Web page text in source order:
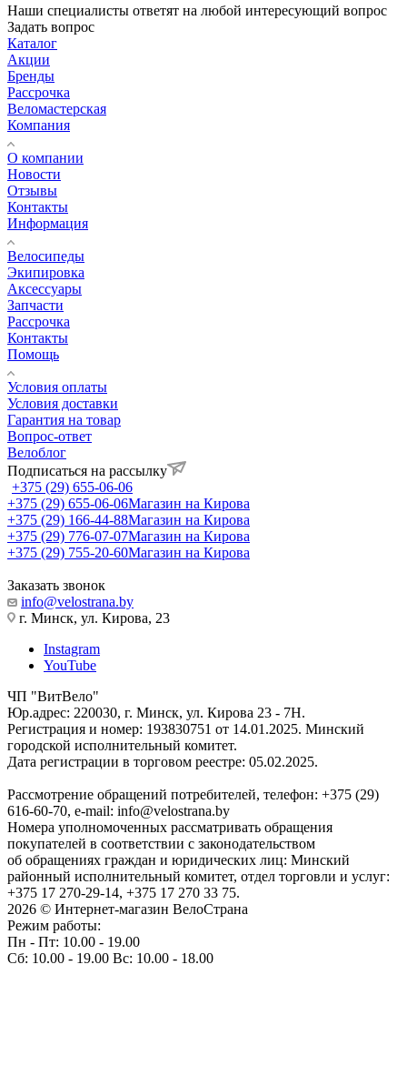
Наши специалисты ответят на любой интересующий вопрос
Задать вопрос
Каталог
Акции
Бренды
Рассрочка
Веломастерская
Компания
О компании
Новости
Отзывы
Контакты
Информация
Велосипеды
Экипировка
Аксессуары
Запчасти
Рассрочка
Контакты
Помощь
Условия оплаты
Условия доставки
Гарантия на товар
Вопрос-ответ
Велоблог
Подписаться на рассылку
+375 (29) 655-06-06
+375 (29) 655-06-06Магазин на Кирова
+375 (29) 166-44-88Магазин на Кирова
+375 (29) 776-07-07Магазин на Кирова
+375 (29) 755-20-60Магазин на Кирова
Заказать звонок
info@velostrana.by
г. Минск, ул. Кирова, 23
Instagram
YouTube
ЧП "ВитВело"
Юр.адрес: 220030, г. Минск, ул. Кирова 23 - 7Н.
Регистрация и номер: 193830751 от 14.01.2025. Минский
городской исполнительный комитет.
Дата регистрации в торговом реестре: 05.02.2025.
Рассмотрение обращений потребителей, телефон: +375 (29)
616-60-70, e-mail: info@velostrana.by
Номера уполномоченных рассматривать обращения
покупателей в соответствии с законодательством
об обращениях граждан и юридических лиц: Минский
районный исполнительный комитет, отдел торговли и услуг:
+375 17 270-29-14, +375 17 270 33 75.
2026 © Интернет-магазин ВелоСтрана
Режим работы:
Пн - Пт: 10.00 - 19.00
Сб: 10.00 - 19.00 Вс: 10.00 - 18.00